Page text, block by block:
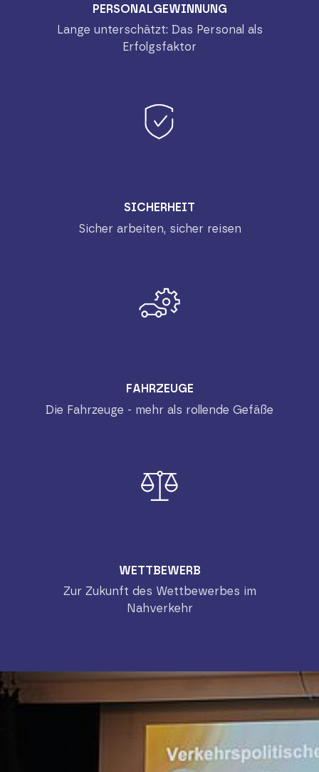
PERSONALGEWINNUNG
Lange unterschätzt: Das Personal als
Erfolgsfaktor
SICHERHEIT
Sicher arbeiten, sicher reisen
FAHRZEUGE
Die Fahrzeuge - mehr als rollende Gefäße
WETTBEWERB
Zur Zukunft des Wettbewerbes im
Nahverkehr